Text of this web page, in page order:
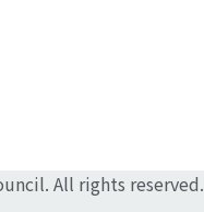
All rights reserved.